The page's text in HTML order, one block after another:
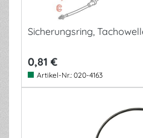
Sicherungsring,
0,81 €
Artikel-Nr.: 020-4163